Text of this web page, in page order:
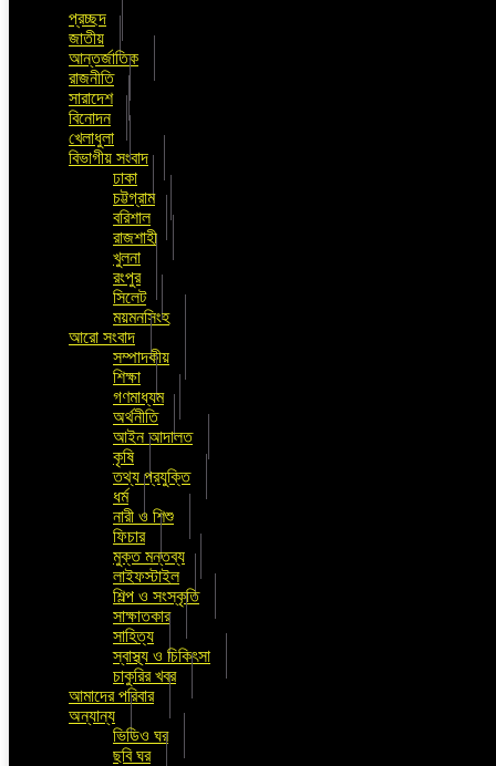
প্রচ্ছদ
জাতীয়
আন্তর্জাতিক
রাজনীতি
সারাদেশ
বিনোদন
খেলাধুলা
বিভাগীয় সংবাদ
ঢাকা
চট্টগ্রাম
বরিশাল
রাজশাহী
খুলনা
রংপুর
সিলেট
ময়মনসিংহ
আরো সংবাদ
সম্পাদকীয়
শিক্ষা
গণমাধ্যম
অর্থনীতি
আইন আদালত
কৃষি
তথ্য প্রযুক্তি
ধর্ম
নারী ও শিশু
ফিচার
মুক্ত মন্তব্য
লাইফস্টাইল
শিল্প ও সংস্কৃতি
সাক্ষাতকার
সাহিত্য
স্বাস্থ্য ও চিকিৎসা
চাকুরির খবর
আমাদের পরিবার
অন্যান্য
ভিডিও ঘর
ছবি ঘর